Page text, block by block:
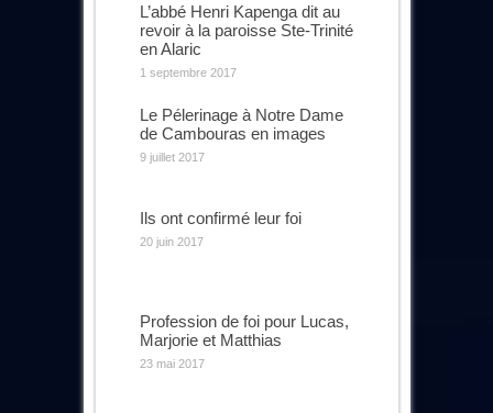
L’abbé Henri Kapenga dit au
revoir à la paroisse Ste-Trinité
en Alaric
1 septembre 2017
Le Pélerinage à Notre Dame
de Cambouras en images
9 juillet 2017
Ils ont confirmé leur foi
20 juin 2017
Profession de foi pour Lucas,
Marjorie et Matthias
23 mai 2017